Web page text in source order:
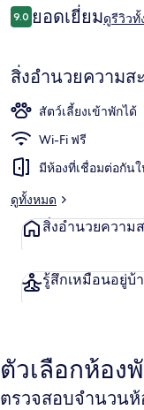
รีวิว
9.09.0 จาก 10
ยอดเยี่ยมดูรีวิวทั้
สิ่งอำนวยความ
สัตว์เลี้ยงเข้าพักได้
Wi-Fi ฟรี
มีห้องที่เชื่อมต่อกัน
ดูทั้งหมด
สิ่งอำนวยความ
รู้สึกเหมือนอยู่บ้
ตัวเลือกห้อง
ตรวจสอบจำนวนห้